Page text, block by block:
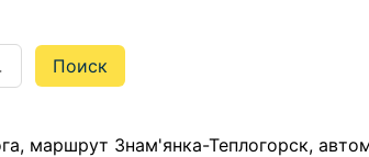
маршрут Знам'янка-Теплогорск,